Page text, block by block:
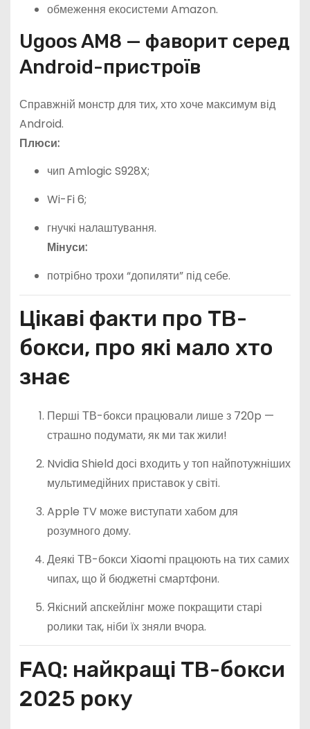
обмеження екосистеми Amazon.
Ugoos AM8 — фаворит серед
Android-пристроїв
Справжній монстр для тих, хто хоче максимум від
Android.
Плюси:
чип Amlogic S928X;
Wi-Fi 6;
гнучкі налаштування.
Мінуси:
потрібно трохи “допиляти” під себе.
Цікаві факти про ТВ-
бокси, про які мало хто
знає
Перші ТВ-бокси працювали лише з 720p —
страшно подумати, як ми так жили!
Nvidia Shield досі входить у топ найпотужніших
мультимедійних приставок у світі.
Apple TV може виступати хабом для
розумного дому.
Деякі ТВ-бокси Xiaomi працюють на тих самих
чипах, що й бюджетні смартфони.
Якісний апскейлінг може покращити старі
ролики так, ніби їх зняли вчора.
FAQ: найкращі ТВ-бокси
2025 року